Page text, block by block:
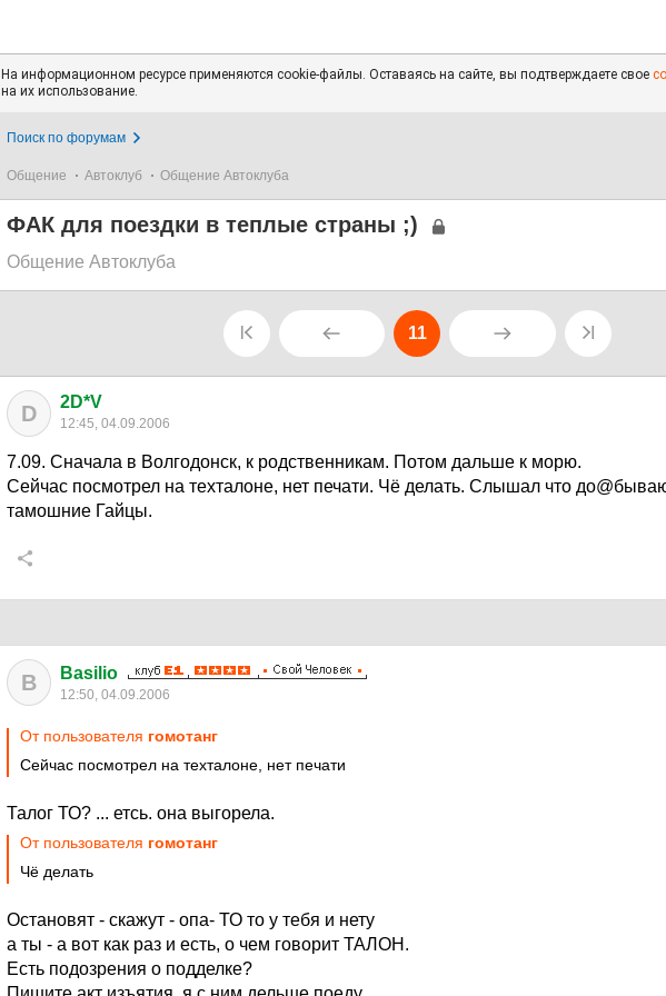
На информационном ресурсе применяются cookie-файлы. Оставаясь на сайте, вы подтверждаете свое
на их использование.
Поиск по форумам
Общение Автоклуб Общение Автоклуба
ФАК для поездки в теплые страны ;)
Общение Автоклуба
11
D 2D*V
12:45, 04.09.2006
7.09. Сначала в Волгодонск, к родственникам. Потом дальше к морю.
Сейчас посмотрел на техталоне, нет печати. Чё делать. Слышал что
тамошние Гайцы.
B Basilio
12:50, 04.09.2006
От пользователя гомотанг
Сейчас посмотрел на техталоне, нет печати
Талог ТО? ... етсь. она выгорела.
От пользователя гомотанг
Чё делать
Остановят - скажут - опа- ТО то у тебя и нету
а ты - а вот как раз и есть, о чем говорит ТАЛОН.
Есть подозрения о подделке?